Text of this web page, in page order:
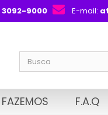
3092-9000 E-mail:
F.A.Q